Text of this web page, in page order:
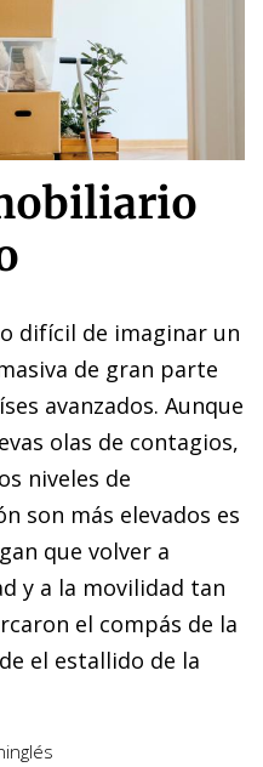
difícil de imaginar un
de gran parte
avanzados. Aunque
olas de contagios,
niveles de
son más elevados es
que volver a
y a la movilidad tan
el compás de la
el estallido de la
inglés